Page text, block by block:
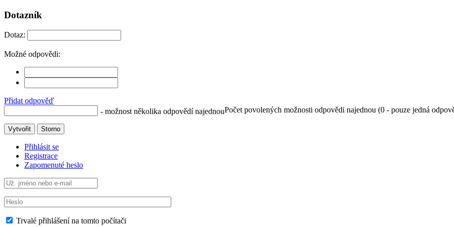
Dotazník
Dotaz:
Možné odpovědi:
Přidat odpověď
- možnost několika odpovědí najednouPočet povolených možnosti odpovědi najednou (0 - pouze jedná
Vytvořit Storno
Přihlásit se
Registrace
Zapomenuté heslo
Trvalé přihlášení na tomto počítači